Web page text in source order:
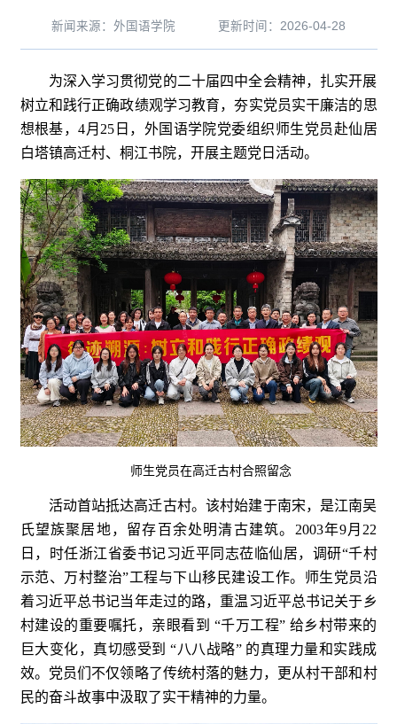
新闻来源：外国语学院 更新时间：2026-04-28
为深入学习贯彻党的二十届四中全会精神，扎实开展
树立和践行正确政绩观学习教育，夯实党员实干廉洁的思
想根基，4月25日，外国语学院党委组织师生党员赴仙居
白塔镇高迁村、桐江书院，开展主题党日活动。
师生党员在高迁古村合照留念
活动首站抵达高迁古村。该村始建于南宋，是江南吴
氏望族聚居地，留存百余处明清古建筑。2003年9月22
日，时任浙江省委书记习近平同志莅临仙居，调研“千村
示范、万村整治”工程与下山移民建设工作。师生党员沿
着习近平总书记当年走过的路，重温习近平总书记关于乡
村建设的重要嘱托，亲眼看到 “千万工程” 给乡村带来的
巨大变化，真切感受到 “八八战略” 的真理力量和实践成
效。党员们不仅领略了传统村落的魅力，更从村干部和村
民的奋斗故事中汲取了实干精神的力量。